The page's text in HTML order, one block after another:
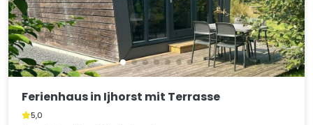
Ferienhaus in Ijhorst mit Terrasse
5,0